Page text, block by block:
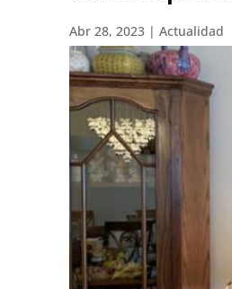
Abr 28, 2023 |Actualidad